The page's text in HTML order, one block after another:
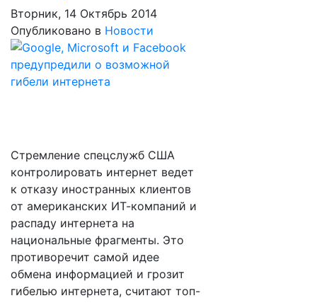
Вторник, 14 Октябрь 2014
Опубликовано в Новости
Стремление спецслужб США
контролировать интернет ведет
к отказу иностранных клиентов
от американских ИТ-компаний и
распаду интернета на
национальные фрагменты. Это
противоречит самой идее
обмена информацией и грозит
гибелью интернета, считают топ-